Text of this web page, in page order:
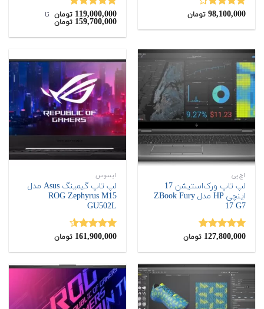
نمره4.25
98,100,000 تومان نمره5.00
از 5
119,000,000 تومان ‌ تا ‌
159,700,000 تومان
اچ‌پی
لپ تاپ ورک‌استیشن 17
اینچی HP مدل ZBook Fury
17 G7
نمره5.00
127,800,000 تومان
ایسوس
لپ تاپ گیمینگ Asus مدل
ROG Zephyrus M15
‎GU502L
نمره4.50
161,900,000 تومان